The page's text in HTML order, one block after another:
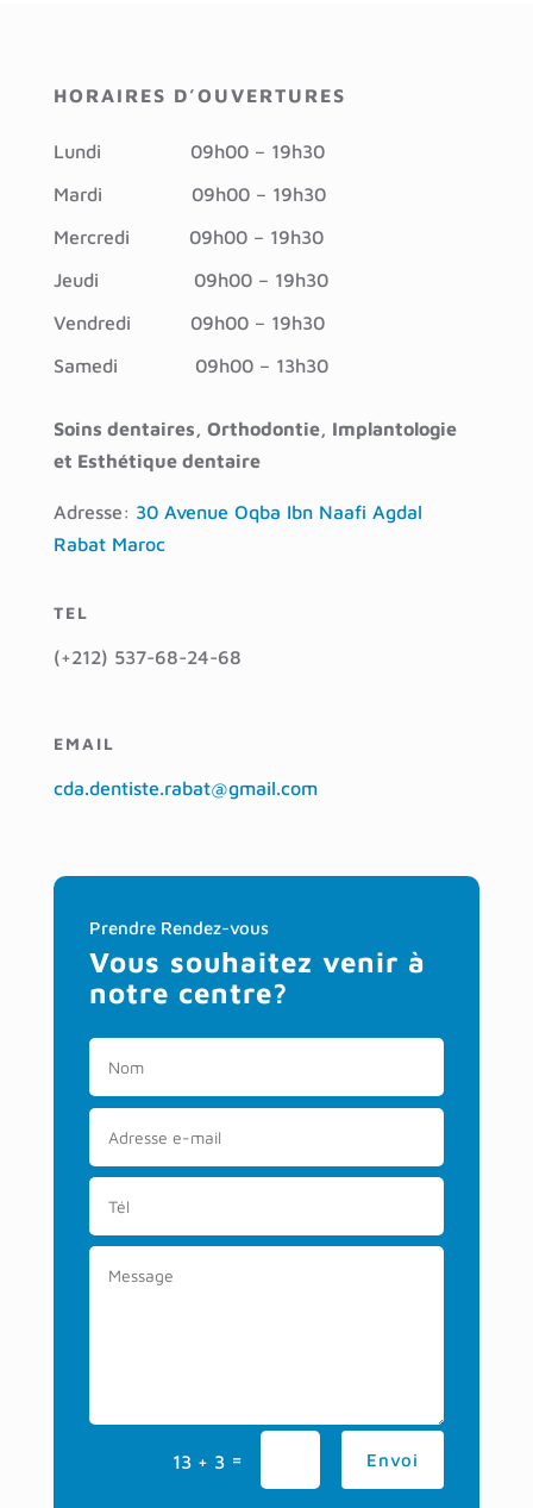
HORAIRES D’OUVERTURES
Lundi 09h00 – 19h30
Mardi 09h00 – 19h30
Mercredi 09h00 – 19h30
Jeudi 09h00 – 19h30
Vendredi 09h00 – 19h30
Samedi 09h00 – 13h30
Soins dentaires, Orthodontie, Implantologie
et Esthétique dentaire
Adresse: 30 Avenue Oqba Ibn Naafi Agdal
Rabat Maroc
TEL
(+212) 537-68-24-68
EMAIL
cda.dentiste.rabat@gmail.com
Prendre Rendez-vous
Vous souhaitez venir à
notre centre?
13 + 3 = Envoi